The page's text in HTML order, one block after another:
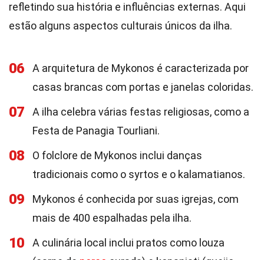
refletindo sua história e influências externas. Aqui
estão alguns aspectos culturais únicos da ilha.
06
A arquitetura de Mykonos é caracterizada por
casas brancas com portas e janelas coloridas.
07
A ilha celebra várias festas religiosas, como a
Festa de Panagia Tourliani.
08
O folclore de Mykonos inclui danças
tradicionais como o syrtos e o kalamatianos.
09
Mykonos é conhecida por suas igrejas, com
mais de 400 espalhadas pela ilha.
10
A culinária local inclui pratos como louza